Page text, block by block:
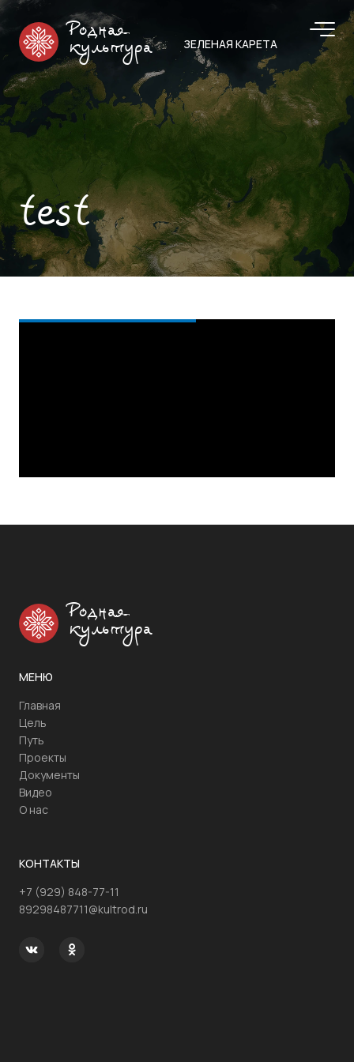
Родная
культура
ЗЕЛЕНАЯ КАРЕТА
test
Родная
культура
МЕНЮ
Главная
Цель
Путь
Проекты
Документы
Видео
О нас
КОНТАКТЫ
+7 (929) 848-77-11
89298487711@kultrod.ru